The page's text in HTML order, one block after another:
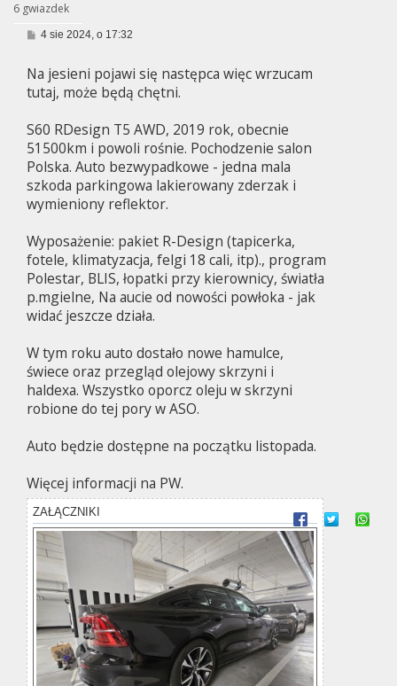
6 gwiazdek
P
t
4 sie 2024, o 17:32
Na jesieni pojawi się następca więc wrzucam
tutaj, może będą chętni.
S60 RDesign T5 AWD, 2019 rok, obecnie
51500km i powoli rośnie. Pochodzenie salon
Polska. Auto bezwypadkowe - jedna mala
szkoda parkingowa lakierowany zderzak i
wymieniony reflektor.
Wyposażenie: pakiet R-Design (tapicerka,
fotele, klimatyzacja, felgi 18 cali, itp)., program
Polestar, BLIS, łopatki przy kierownicy, światła
p.mgielne, Na aucie od nowości powłoka - jak
widać jeszcze działa.
W tym roku auto dostało nowe hamulce,
świece oraz przegląd olejowy skrzyni i
haldexa. Wszystko oporcz oleju w skrzyni
robione do tej pory w ASO.
Auto będzie dostępne na początku listopada.
Więcej informacji na PW.
ZAŁĄCZNIKI